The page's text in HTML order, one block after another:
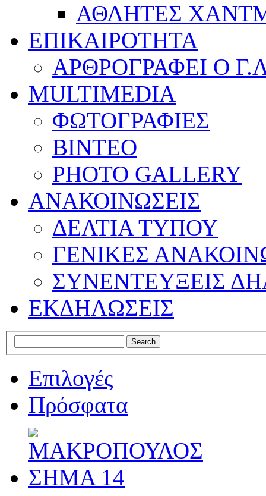
ΑΘΛΗΤΕΣ
ΕΠΙΚΑΙΡΟΤΗΤΑ
ΑΡΘΡΟΓΡΑΦΕΙ Ο
MULTIMEDIA
ΦΩΤΟΓΡΑΦΙΕΣ
ΒΙΝΤΕΟ
PHOTO GALLERY
ΑΝΑΚΟΙΝΩΣΕΙΣ
ΔΕΛΤΙΑ ΤΥΠΟΥ
ΓΕΝΙΚΕΣ
ΣΥΝΕΝΤΕΥΞΕΙΣ
ΕΚΔΗΛΩΣΕΙΣ
Επιλογές
Πρόσφατα